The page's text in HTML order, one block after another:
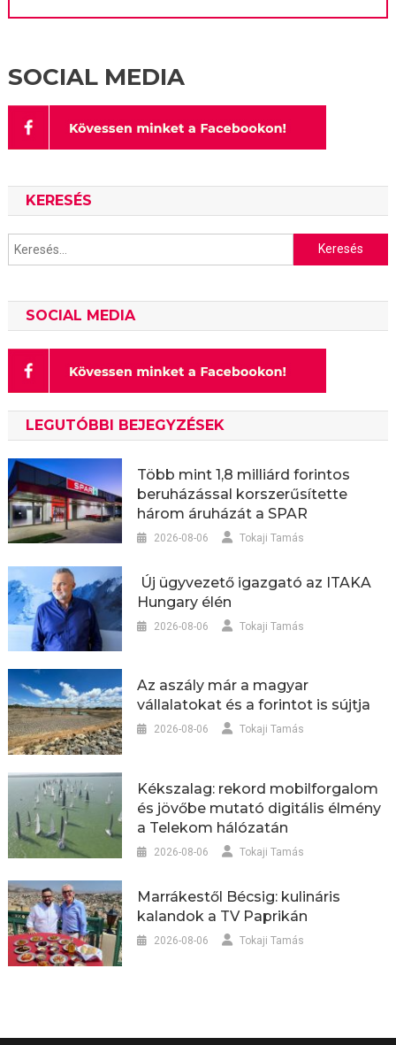
SOCIAL MEDIA
KERESÉS
Keresés:
SOCIAL MEDIA
LEGUTÓBBI BEJEGYZÉSEK
Több mint 1,8 milliárd forintos
beruházással korszerűsítette
három áruházát a SPAR
2026-08-06 Tokaji Tamás
Új ügyvezető igazgató az ITAKA
Hungary élén
2026-08-06 Tokaji Tamás
Az aszály már a magyar
vállalatokat és a forintot is sújtja
2026-08-06 Tokaji Tamás
Kékszalag: rekord mobilforgalom
és jövőbe mutató digitális élmény
a Telekom hálózatán
2026-08-06 Tokaji Tamás
Marrákestől Bécsig: kulináris
kalandok a TV Paprikán
2026-08-06 Tokaji Tamás